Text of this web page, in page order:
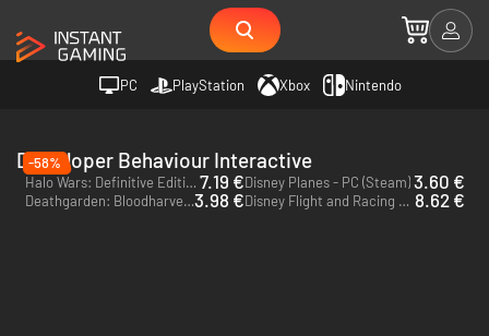
PC PlayStation Xbox Nintendo
Deweloper Behaviour Interactive
-58%
Halo Wars: Definitive Edition - PC & Xbox One (Microsoft Store) - US 7.19 €Disney Planes - PC (Steam)3.60 €
Deathgarden: Bloodharvest - PC (Steam)3.98 € Disney Flight and Racing - PC (Steam) 8.62 €